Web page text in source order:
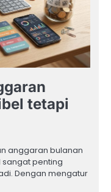
tetapi
anggaran bulanan
penting
Dengan mengatur